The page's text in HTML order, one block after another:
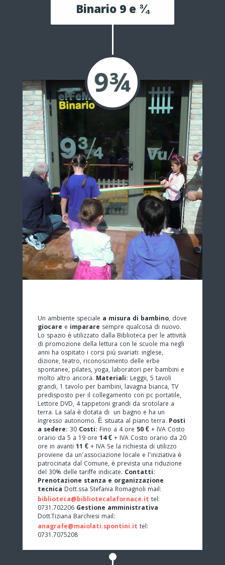
Binario 9 e ¾
Un ambiente speciale a misura di bambino, dove
giocare e imparare sempre qualcosa di nuovo.
Lo spazio è utilizzato dalla Biblioteca per le attività
di promozione della lettura con le scuole ma negli
anni ha ospitato i corsi più svariati: inglese,
dizione, teatro, riconoscimento delle erbe
spontanee, pilates, yoga, laboratori per bambini e
molto altro ancora. Materiali: Leggii, 5 tavoli
grandi, 1 tavolo per bambini, lavagna bianca, TV
predisposto per il collegamento con pc portatile,
Lettore DVD, 4 tappetoni grandi da srotolare a
terra. La sala è dotata di un bagno e ha un
ingresso autonomo. È situata al piano terra. Posti
a sedere: 30 Costi: Fino a 4 ore 50 €+ IVA Costo
orario da 5 a 19 ore 14 €+ IVA Costo orario da 20
ore in avanti 11 €+ IVA Se la richiesta di utilizzo
proviene da un’associazione locale e l’iniziativa è
patrocinata dal Comune, è prevista una riduzione
del 30% delle tariffe indicate. Contatti:
Prenotazione stanza e organizzazione
tecnica Dott.ssa Stefania Romagnoli mail:
biblioteca@bibliotecalafornace.it tel:
0731.702206 Gestione amministrativa
Dott.Tiziana Barchiesi mail:
anagrafe@maiolati.spontini.it tel:
0731.7075208